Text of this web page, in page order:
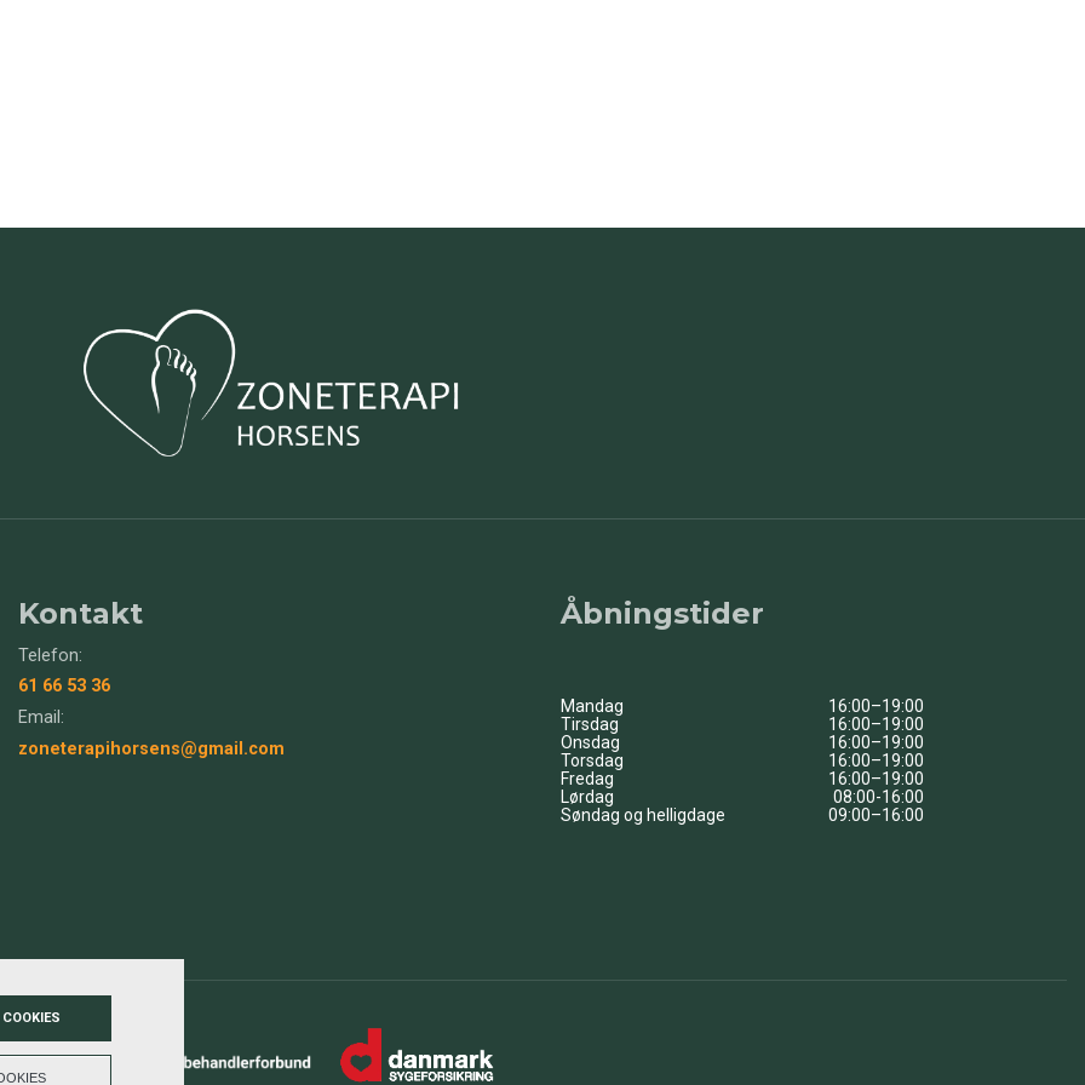
Kontakt
Telefon:
61 66 53 36
Email:
zoneterapihorsens@gmail.com
Åbningstider
Mandag
16:00–19:00
Tirsdag
16:00–19:00
Onsdag
16:00–19:00
Torsdag
16:00–19:00
Fredag
16:00–19:00
Lørdag
08:00-16:00
Søndag og helligdage
09:00–16:00